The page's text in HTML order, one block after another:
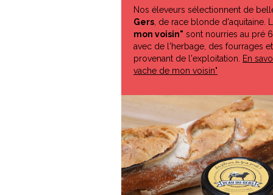
Nos éleveurs sélectionnent de
Gers , de race blonde d'aquitaine.
mon voisin" sont nourries au pré
avec de l'herbage, des fourrages
provenant de l'exploitation.
En
vache de mon voisin"